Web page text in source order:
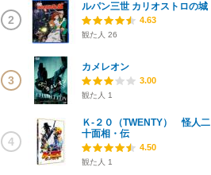
2
ルパン三世 カリオストロの城
4.63
観た人 26
3
カメレオン
3.00
観た人 1
4
Ｋ-２０（TWENTY） 怪人二
十面相・伝
4.50
観た人 1